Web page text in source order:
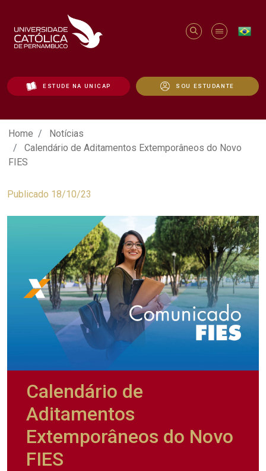
ESTUDE NA UNICAP SOU ESTUDANTE
Calendário de Aditamentos
Home
Notícias
Calendário de Aditamentos Extemporâneos do Novo
FIES
Publicado 18/10/23
Calendário de
Aditamentos
Extemporâneos do Novo
FIES